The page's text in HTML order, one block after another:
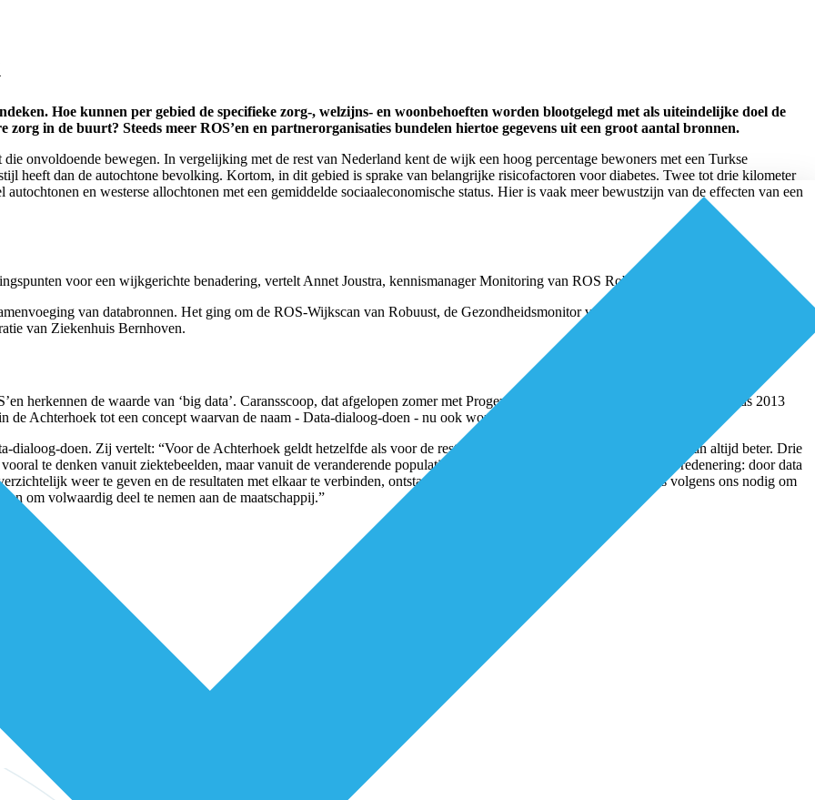
Hoe kunnen per gebied de specifieke zorg-, welzijns- en woonbehoeften worden blootgelegd met als uiteindelijke doel de
in de buurt? Steeds meer ROS’en en partnerorganisaties bundelen hiertoe gegevens uit een groot aantal bronnen.
onvoldoende bewegen. In vergelijking met de rest van Nederland kent de wijk een hoog percentage bewoners met een Turkse
heeft dan de autochtone bevolking. Kortom, in dit gebied is sprake van belangrijke risicofactoren voor diabetes. Twee tot drie kilometer
en westerse allochtonen met een gemiddelde sociaaleconomische status. Hier is vaak meer bewustzijn van de effecten van een
voor een wijkgerichte benadering, vertelt Annet Joustra, kennismanager Monitoring van ROS Robuust.
van databronnen. Het ging om de ROS-Wijkscan van Robuust, de Gezondheidsmonitor van GGD Hart voor Brabant, de
van Ziekenhuis Bernhoven.
herkennen de waarde van ‘big data’. Caransscoop, dat afgelopen zomer met Progez samensmolt tot Proscoop, werpt zich sinds 2013
de Achterhoek tot een concept waarvan de naam - Data-dialoog-doen - nu ook wordt gebruikt door het CBB/ROS-Netwerk.
dialoog-doen. Zij vertelt: “Voor de Achterhoek geldt hetzelfde als voor de rest van het land: de zorg is goed, maar het kan altijd beter. Drie
te denken vanuit ziektebeelden, maar vanuit de veranderende populatie en haar behoeften op wijkniveau. Onze redenering: door data
weer te geven en de resultaten met elkaar te verbinden, ontstaat samenspraak tussen de partijen. Dat was volgens ons nodig om
om volwaardig deel te nemen aan de maatschappij.”